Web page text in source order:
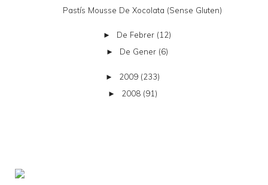
Pastís Mousse De Xocolata (sense Gluten)
► De Febrer (12)
► De Gener (6)
► 2009 (233)
► 2008 (91)